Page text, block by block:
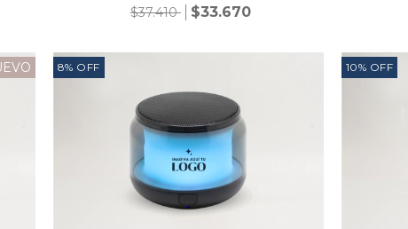
$37.410 $33.670
8% OFF 10% OFF